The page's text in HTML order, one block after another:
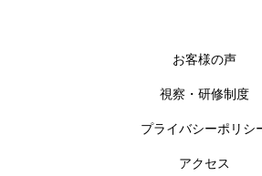
お客様の声
視察・研修制度
プライバシーポリシ
アクセス